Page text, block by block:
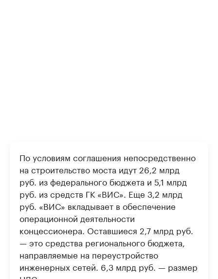
По условиям соглашения непосредственно
на строительство моста идут 26,2 млрд
руб. из федерального бюджета и 5,1 млрд
руб. из средств ГК «ВИС». Еще 3,2 млрд
руб. «ВИС» вкладывает в обеспечение
операционной деятельности
концессионера. Оставшиеся 2,7 млрд руб.
— это средства регионального бюджета,
направляемые на переустройство
инженерных сетей. 6,3 млрд руб. — размер